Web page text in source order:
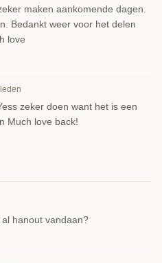
maken aankomende dagen.
Bedankt weer voor het delen
love
zeker doen want het is een
Much love back!
hanout vandaan?